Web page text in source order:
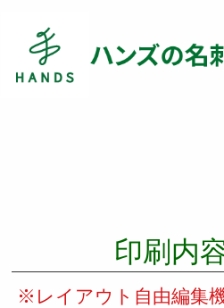
印刷内
※レイアウト自由編集